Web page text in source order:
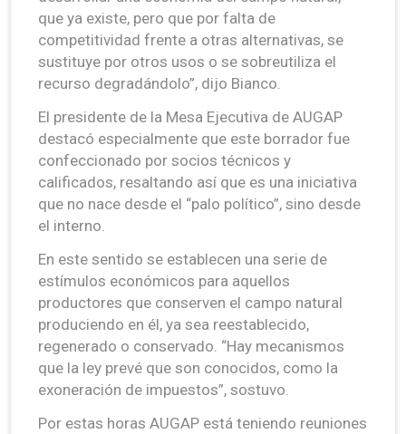
que ya existe, pero que por falta de
competitividad frente a otras alternativas, se
sustituye por otros usos o se sobreutiliza el
recurso degradándolo”, dijo Bianco.
El presidente de la Mesa Ejecutiva de AUGAP
destacó especialmente que este borrador fue
confeccionado por socios técnicos y
calificados, resaltando así que es una iniciativa
que no nace desde el “palo político”, sino desde
el interno.
En este sentido se establecen una serie de
estímulos económicos para aquellos
productores que conserven el campo natural
produciendo en él, ya sea reestablecido,
regenerado o conservado. “Hay mecanismos
que la ley prevé que son conocidos, como la
exoneración de impuestos”, sostuvo.
Por estas horas AUGAP está teniendo reuniones